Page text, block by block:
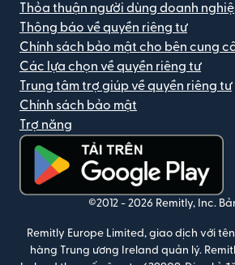
Thỏa thuận người dùng doanh
Thông báo về quyền riêng tư
Chính sách bảo mật cho bên cung
Các lựa chọn về quyền riêng tư
Trung tâm trợ giúp về quyền riêng tư
Chính sách bảo mật
Trợ năng
(mở trong cửa sổ mới)
©2012 - 2026 Remitly, Inc.
Remitly Europe Limited, giao dịch với
hàng Trung ương Ireland quản lý.